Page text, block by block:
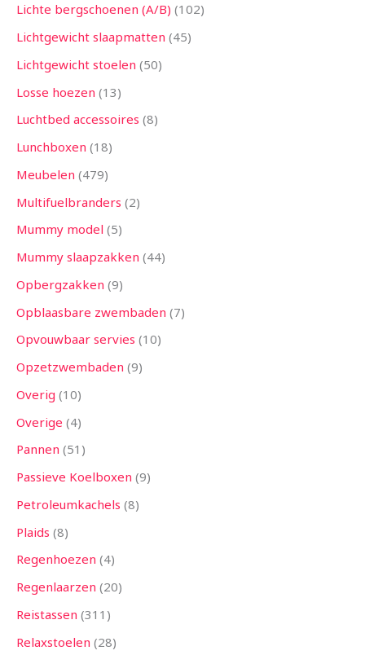
Lichte bergschoenen (A/B) 102
Lichtgewicht slaapmatten 45
Lichtgewicht stoelen 50
Losse hoezen 13
Luchtbed accessoires 8
Lunchboxen 18
Meubelen 479
Multifuelbranders 2
Mummy model 5
Mummy slaapzakken 44
Opbergzakken 9
Opblaasbare zwembaden 7
Opvouwbaar servies 10
Opzetzwembaden 9
Overig 10
Overige 4
Pannen 51
Passieve Koelboxen 9
Petroleumkachels 8
Plaids 8
Regenhoezen 4
Regenlaarzen 20
Reistassen 311
Relaxstoelen 28